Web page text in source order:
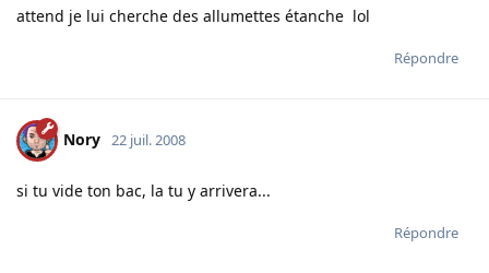
attend je lui cherche des allumettes étanche lol
Répondre
Nory 22 juil. 2008
si tu vide ton bac, la tu y arrivera...
Répondre